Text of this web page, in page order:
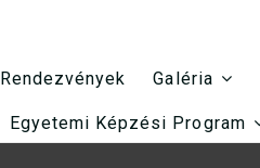
Rendezvények Galéria
Egyetemi Képzési Program